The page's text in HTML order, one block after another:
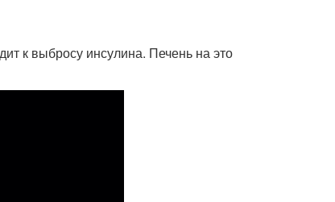
к выбросу инсулина. Печень на это